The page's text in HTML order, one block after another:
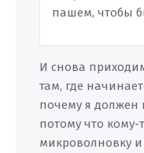
пашем, чтобы
И снова
там, где
почему я должен
потому что кому-
микроволновку